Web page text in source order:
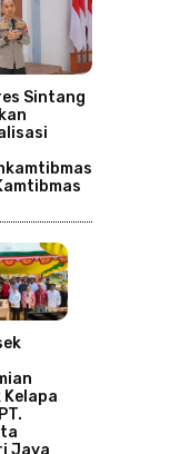
Sintang
Kelapa